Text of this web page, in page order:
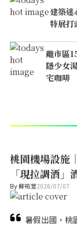
建築迷
特展打
離市區
隱少女
宅咖啡
桃園機場設施
「現拉調酒
By蘇祐萱2026/07/07
暑假出國，桃